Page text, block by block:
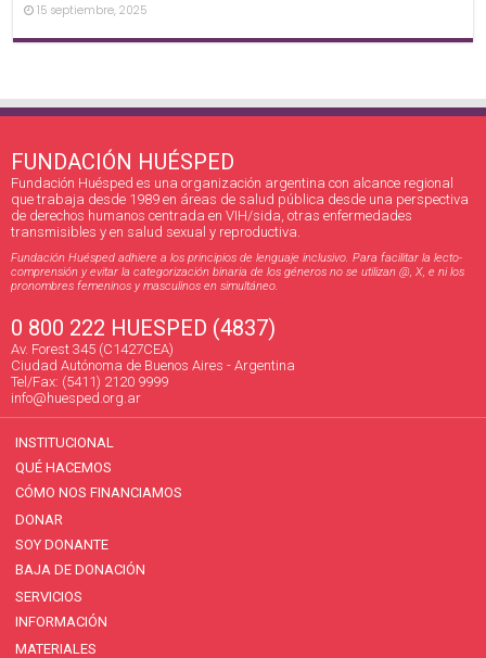
15 septiembre, 2025
FUNDACIÓN HUÉSPED
Fundación Huésped es una organización argentina con alcance regional
que trabaja desde 1989 en áreas de salud pública desde una perspectiva
de derechos humanos centrada en VIH/sida, otras enfermedades
transmisibles y en salud sexual y reproductiva.
Fundación Huésped adhiere a los principios de lenguaje inclusivo. Para facilitar la lecto-
comprensión y evitar la categorización binaria de los géneros no se utilizan @, X, e ni los
pronombres femeninos y masculinos en simultáneo.
0 800 222 HUESPED (4837)
Av. Forest 345 (C1427CEA)
Ciudad Autónoma de Buenos Aires - Argentina
Tel/Fax: (5411) 2120 9999
info@huesped.org.ar
INSTITUCIONAL
QUÉ HACEMOS
CÓMO NOS FINANCIAMOS
DONAR
SOY DONANTE
BAJA DE DONACIÓN
SERVICIOS
INFORMACIÓN
MATERIALES